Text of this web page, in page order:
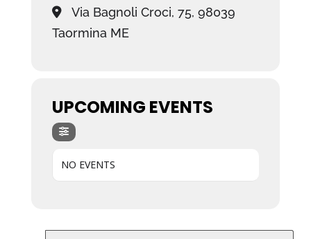
Via Bagnoli Croci, 75, 98039
Taormina ME
UPCOMING EVENTS
NO EVENTS